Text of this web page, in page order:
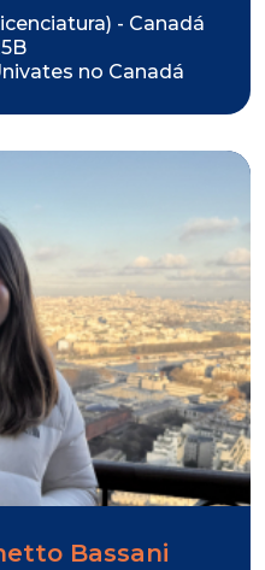
- Canadá
no Canadá
Bassani